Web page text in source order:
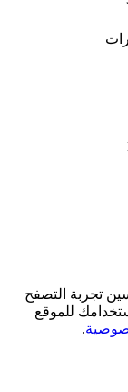
تجربة التصفح
للموقع
.